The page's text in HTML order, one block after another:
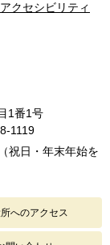
アクセシビリティ
1番1号
1119
祝日・年末年始を
へのアクセス